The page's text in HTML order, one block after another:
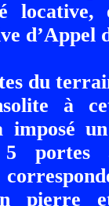
d’Appel
du
à
imposé
portes
pierre